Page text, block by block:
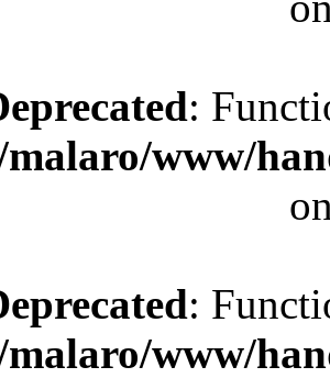
:
www/
:
www/